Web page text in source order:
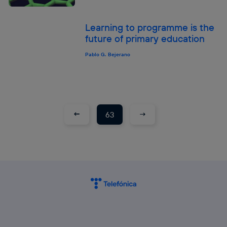
Learning to programme is the
future of primary education
Pablo G. Bejerano
← 63 →